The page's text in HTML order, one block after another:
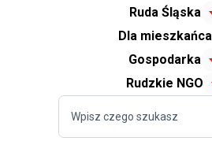
Ruda Śląska
Dla mieszkańca
Gospodarka
Rudzkie NGO